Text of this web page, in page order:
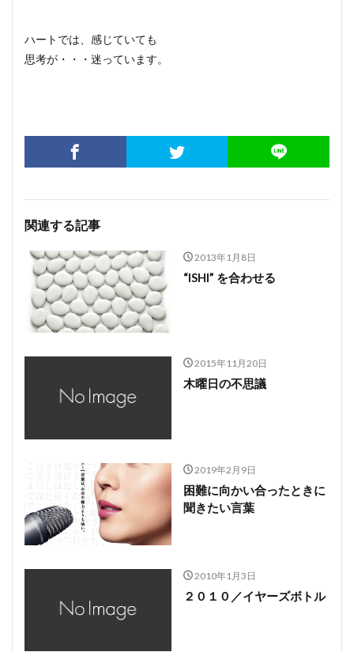
ハートでは、感じていても
思考が・・・迷っています。
関連する記事
2013年1月8日
“ISHI” を合わせる
2015年11月20日
木曜日の不思議
2019年2月9日
困難に向かい合ったときに
聞きたい言葉
2010年1月3日
２０１０／イヤーズボトル